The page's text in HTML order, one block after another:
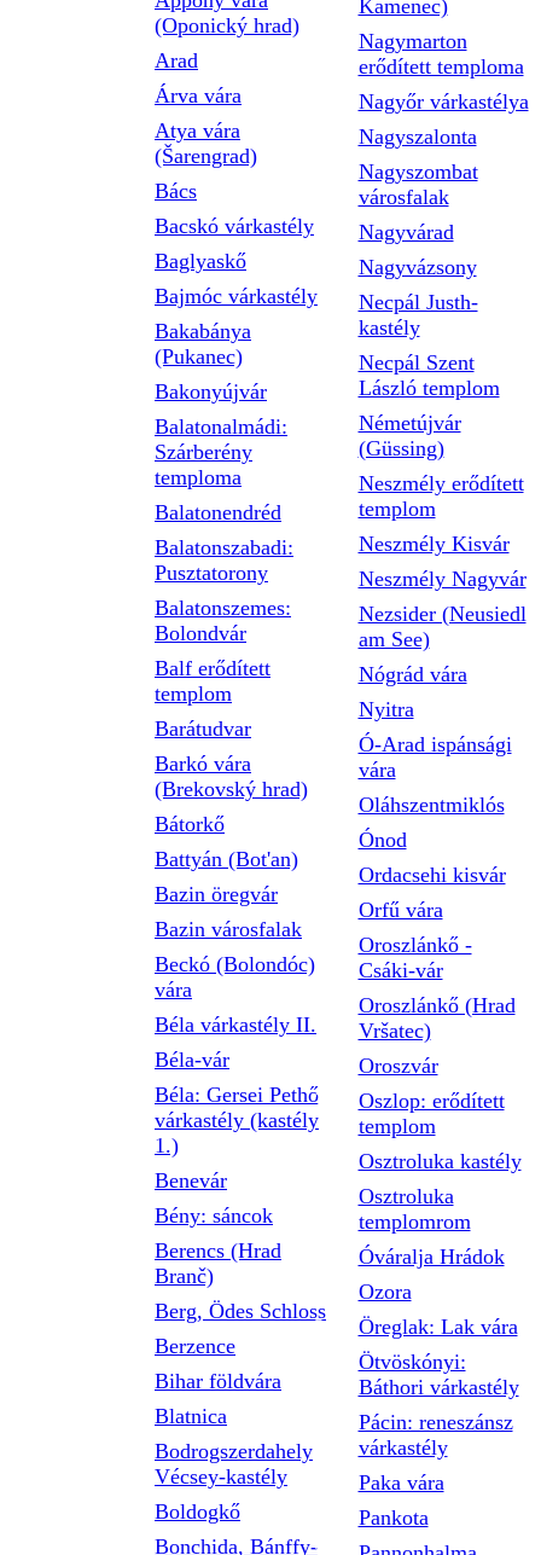
(Oponický hrad)
Arad
Árva vára
Atya vára
(Šarengrad)
Bács
Bacskó várkastély
Baglyaskő
Bajmóc várkastély
Bakabánya
(Pukanec)
Bakonyújvár
Balatonalmádi:
Szárberény
temploma
Balatonendréd
Balatonszabadi:
Pusztatorony
Balatonszemes:
Bolondvár
Balf erődített
templom
Barátudvar
Barkó vára
(Brekovský hrad)
Bátorkő
Battyán (Bot'an)
Bazin öregvár
Bazin városfalak
Beckó (Bolondóc)
vára
Béla várkastély II.
Béla-vár
Béla: Gersei Pethő
várkastély (kastély
1.)
Benevár
Bény: sáncok
Berencs (Hrad
Branč)
Berg, Ödes Schloss
Berzence
Bihar földvára
Blatnica
Bodrogszerdahely
Vécsey-kastély
Boldogkő
Bonchida, Bánffy-
Kamenec)
Nagymarton
erődített temploma
Nagyőr várkastélya
Nagyszalonta
Nagyszombat
városfalak
Nagyvárad
Nagyvázsony
Necpál Justh-
kastély
Necpál Szent
László templom
Németújvár
(Güssing)
Neszmély erődített
templom
Neszmély Kisvár
Neszmély Nagyvár
Nezsider (Neusiedl
am See)
Nógrád vára
Nyitra
Ó-Arad ispánsági
vára
Oláhszentmiklós
Ónod
Ordacsehi kisvár
Orfű vára
Oroszlánkő -
Csáki-vár
Oroszlánkő (Hrad
Vršatec)
Oroszvár
Oszlop: erődített
templom
Osztroluka kastély
Osztroluka
templomrom
Óváralja Hrádok
Ozora
Öreglak: Lak vára
Ötvöskónyi:
Báthori várkastély
Pácin: reneszánsz
várkastély
Paka vára
Pankota